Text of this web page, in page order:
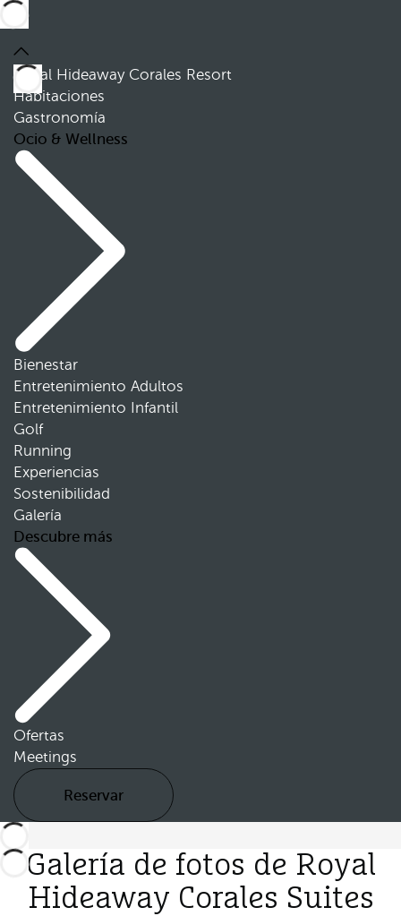
Royal Hideaway Corales Resort
Habitaciones
Gastronomía
Ocio & Wellness
Bienestar
Entretenimiento Adultos
Entretenimiento Infantil
Golf
Running
Experiencias
Sostenibilidad
Galería
Descubre más
Ofertas
Meetings
Reservar
Galería de fotos de Royal
Hideaway Corales Suites